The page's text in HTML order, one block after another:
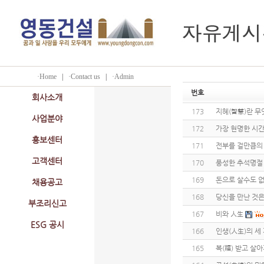
·Home ·Contact us ·Admin
회사소개
사업분야
홍보센터
고객센터
채용공고
부조리신고
ESG 공시
번호
173 지혜(智慧)란 무
172 가장 현명한 시
171 전부를 걸만큼
170 풍성한 추석명
169 돈으로 살수도
168 당신을 만난 것
167 비와 人生
166 인생(人生)의 세
165 복(福) 받고 살